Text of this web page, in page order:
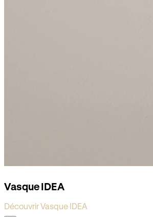
Vasque IDEA
Découvrir Vasque IDEA